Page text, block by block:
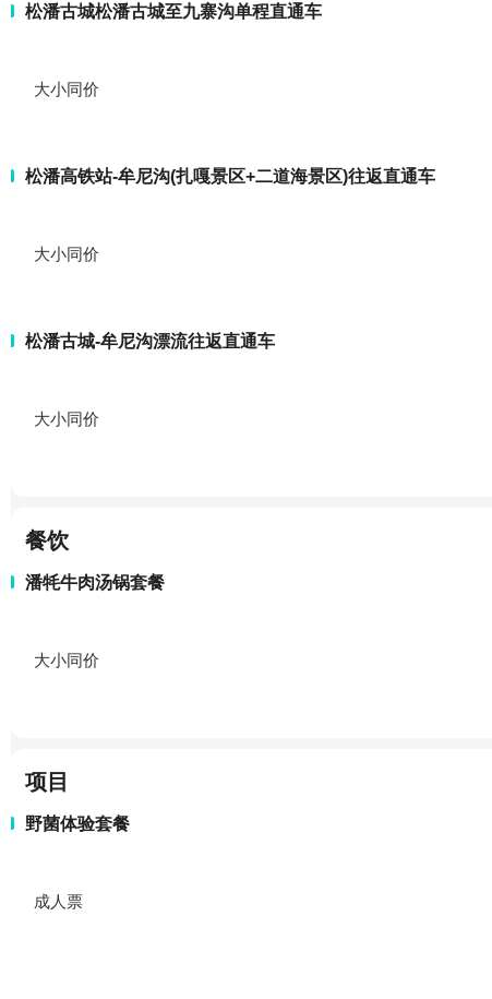
松潘古城松潘古城至九寨沟单程直通车
大小同价
松潘高铁站-牟尼沟(扎嘎景区+二道海景区)往返直通车
大小同价
松潘古城-牟尼沟漂流往返直通车
大小同价
餐饮
潘牦牛肉汤锅套餐
大小同价
项目
野菌体验套餐
成人票